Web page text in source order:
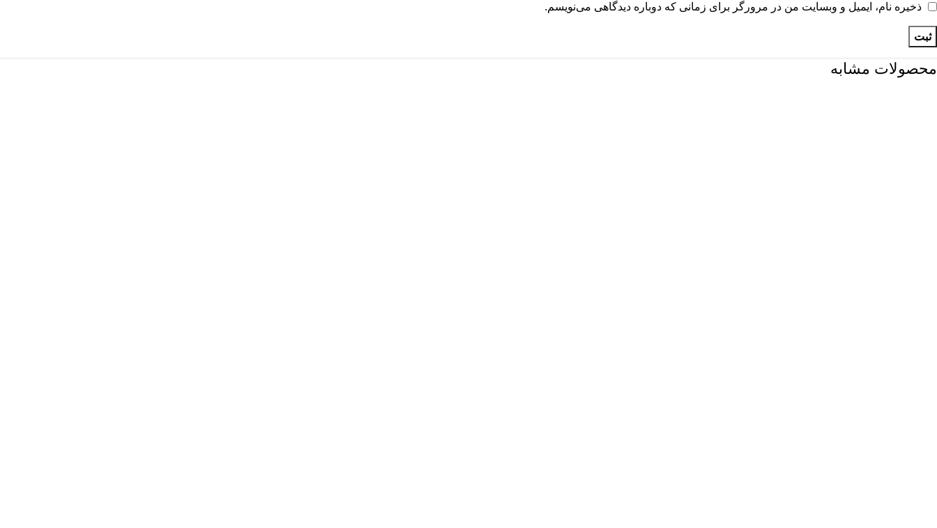
ذخیره نام، ایمیل و وبسایت من در مرورگر برای زمانی که دوباره دیدگاهی می‌نویسم.
محصولات مشابه